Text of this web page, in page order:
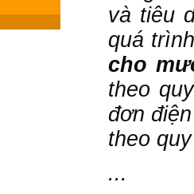
và tiêu
quá
cho
theo
đơn
theo
...